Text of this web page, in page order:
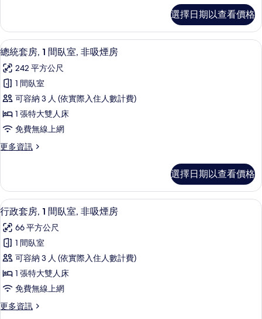
臥
室,
海
灣
景
觀
(Corner)
的
所
片
部
套
房,
間
臥
海
灣
景
觀
(Corner)
選擇日期以查看價格
顯
示
總
統
套
房,
間
室,
非
吸
煙
房
的
所
有
相
總統套房, 1 間臥室, 非吸煙房 | 高級寢
9
總統套房, 1 間臥室, 非吸煙房
242 平方公尺
1 間臥室
可容納 3 人 (依實際入住人數計費)
1 張特大雙人床
免費無線上網
更多資訊
更
套
房,
1
間
臥
室,
吸
煙
房
的
詳
選擇日期以查看價格
顯
示
行
政
套
房,
間
行政套房, 1 間臥室, 非吸煙房 | 高級寢
6
行政套房, 1 間臥室, 非吸煙房
66 平方公尺
1 間臥室
可容納 3 人 (依實際入住人數計費)
1 張特大雙人床
免費無線上網
更多資訊
更